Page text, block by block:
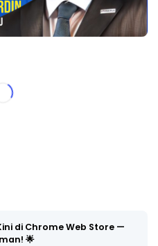
di Chrome Web Store —
🌟